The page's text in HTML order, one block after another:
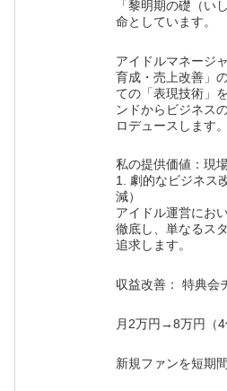
「黎明期の礎（い
命としています。
アイドルマネージ
育成・売上改善」
ての「表現技術」
ンドからビジネス
ロデュースします。
私の提供価値：現
1. 劇的なビジネス
減）
アイドル運営にお
徹底し、単なるス
追求します。
収益改善： 特典会
月2万円→8万円（4
新規ファンを短期